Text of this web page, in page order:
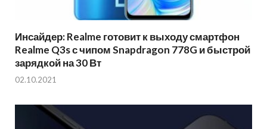
Инсайдер: Realme готовит к выходу смартфон
Realme Q3s с чипом Snapdragon 778G и быстрой
зарядкой на 30 Вт
02.10.2021